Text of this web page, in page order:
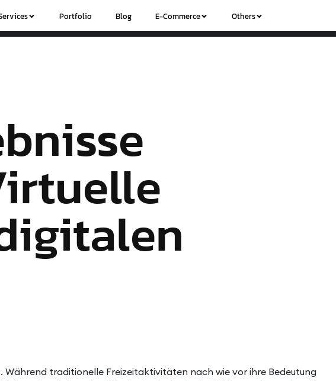
Portfolio Blog E-Commerce Others
traditionelle Freizeitaktivitäten nach wie vor ihre Bedeutung